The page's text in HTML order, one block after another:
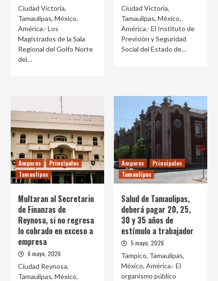
Ciudad Victoria,
Tamaulipas, México,
América.- Los
Magistrados de la Sala
Regional del Golfo Norte
del…
Ciudad Victoria,
Tamaulipas, México,
América.- El Instituto de
Previsión y Seguridad
Social del Estado de…
Amparos
Principales
Tamaulipas
Multaran al Secretario
de Finanzas de
Reynosa, si no regresa
lo cobrado en exceso a
empresa
6 mayo, 2026
Ciudad Reynosa,
Tamaulipas, México,
Amparos
Principales
Tamaulipas
Salud de Tamaulipas,
deberá pagar 20, 25,
30 y 35 años de
estímulo a trabajador
5 mayo, 2026
Tampico, Tamaulipas,
México, América.- El
organismo público